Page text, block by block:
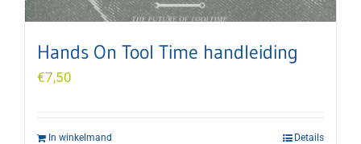
Hands On Tool Time handleiding
€7,50
In winkelmand Details